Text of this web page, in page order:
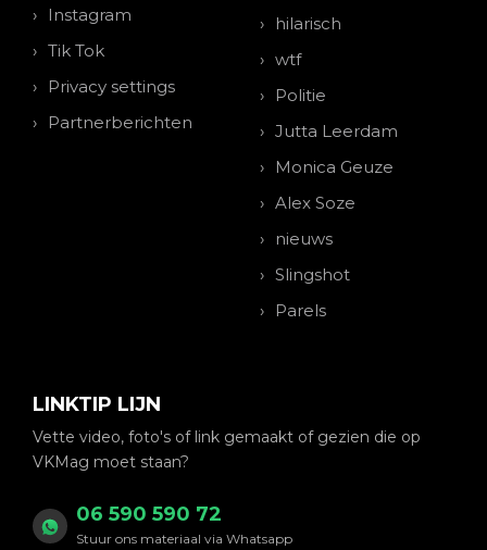
Instagram
Tik Tok
Privacy settings
Partnerberichten
hilarisch
wtf
Politie
Jutta Leerdam
Monica Geuze
Alex Soze
nieuws
Slingshot
Parels
LINKTIP LIJN
Vette video, foto's of link gemaakt of gezien die op
VKMag moet staan?
06 590 590 72
Stuur ons materiaal via Whatsapp